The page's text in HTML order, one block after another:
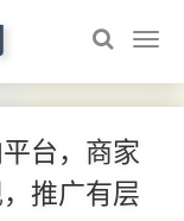
台，商家
推广有层